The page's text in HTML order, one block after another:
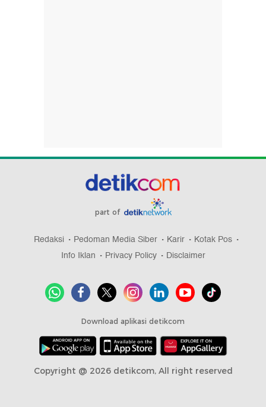
part of
Redaksi Pedoman Media Siber Karir
Kotak Pos
Info Iklan
Privacy Policy Disclaimer
Download aplikasi detikcom
Copyright @ 2026 detikcom, All right reserved